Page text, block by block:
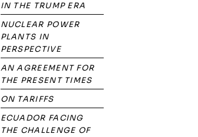
IN THE TRUMP ERA
NUCLEAR POWER
PLANTS IN
PERSPECTIVE
AN AGREEMENT FOR
THE PRESENT TIMES
ON TARIFFS
ECUADOR FACING
THE CHALLENGE OF